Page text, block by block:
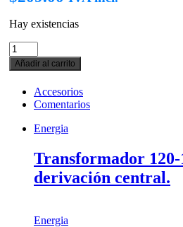
Hay existencias
Transformador
120-
12V
derivación
central.
Añadir al carrito
Accesorios
Comentarios
Energia
Transformador 120-
derivación central.
Energia